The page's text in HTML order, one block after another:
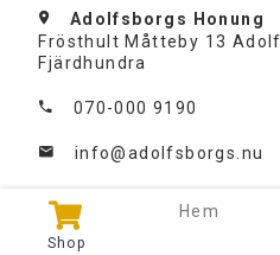
Adolfsborgs Honung
Frösthult Måtteby 13
Fjärdhundra
070-000 9190
info@adolfsborgs.nu
Shop
Hem